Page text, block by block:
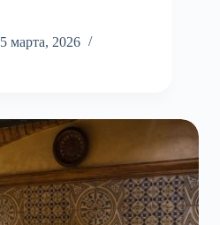
5 марта, 2026